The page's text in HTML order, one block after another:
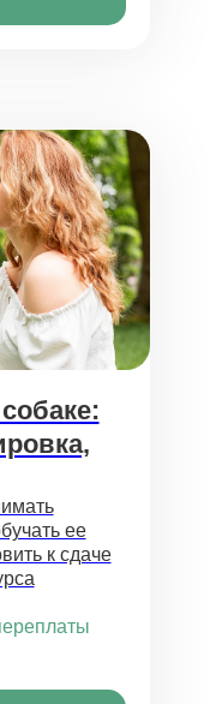
ее
к сдаче